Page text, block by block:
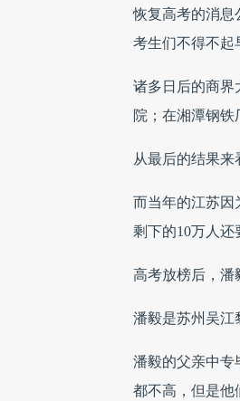
恢复高考的消息
考生们不得不起
诸多日后的商界
院；在湘潭钢铁
从最后的结果来
而当年的江苏因
剩下的10万人还
高考放榜后，潘
潘毅是苏州吴江
潘毅的父亲中专
都不高，但是他